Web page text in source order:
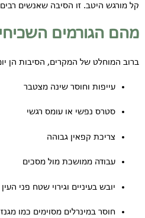
קל מורגש היטב. זו הסיבה שאנשים
מהם הגורמים
ברוב המוחלט של המקרים, הסיבות הן
עייפות וחוסר שינה מצטבר
סטרס נפשי או עומס רגשי
צריכת קפאין גבוהה
עבודה ממושכת מול מסכים
יובש בעיניים וגירוי שטח פני העין
חוסר במינרלים מסוימים כמו